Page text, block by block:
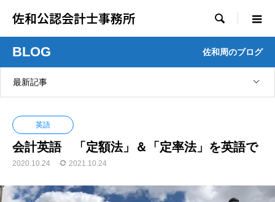
佐和公認会計士事務所 
BLOG 佐和周のブログ
最新記事
英語
会計英語 「定額法」＆「定率法」を英語で
2020.10.24 2021.10.24